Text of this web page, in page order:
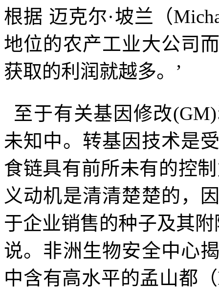
根据 迈克尔·坡兰（
地位的农产工业大公司
获取的利润就越多。’
至于有关基因修改(GM)
未知中。转基因技术是
食链具有前所未有的控
义动机是清清楚楚的，
于企业销售的种子及其
说。非洲生物安全中心
中含有高水平的孟山都（